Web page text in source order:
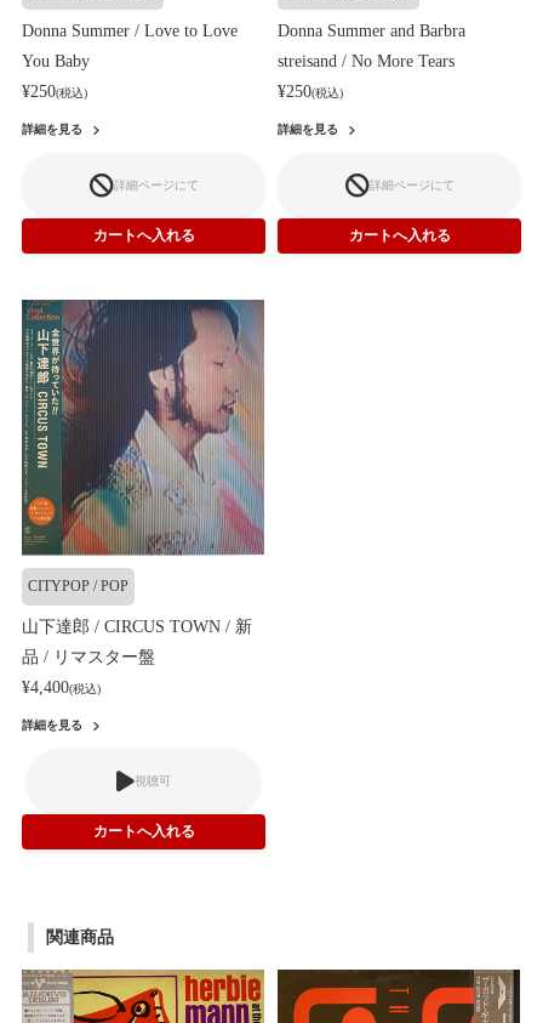
Donna Summer / Love to Love
You Baby
¥250(税込)
詳細を見る
詳細ページにて
Donna Summer and Barbra
streisand / No More Tears
¥250(税込)
詳細を見る
詳細ページにて
CITYPOP / POP
山下達郎 / CIRCUS TOWN / 新
品 / リマスター盤
¥4,400(税込)
詳細を見る
視聴可
関連商品